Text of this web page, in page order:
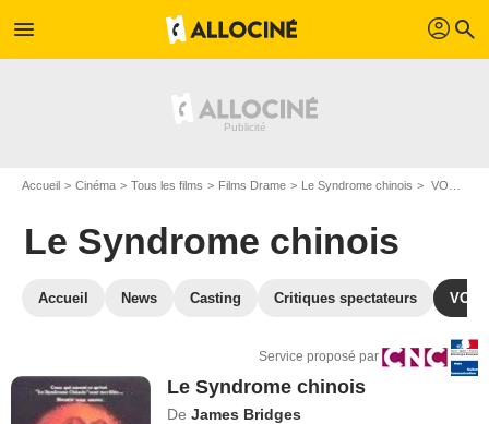
menu profil search
Accueil Cinéma Tous les films Films Drame Le Syndrome chinois VOD Le Syndrome chinois
Le Syndrome chinois
Accueil News Casting Critiques spectateurs VOD
Service proposé par
Le Syndrome chinois
De James Bridges